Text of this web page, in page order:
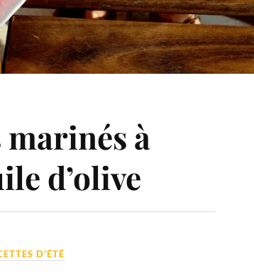
à
d’olive
D'ÉTÉ